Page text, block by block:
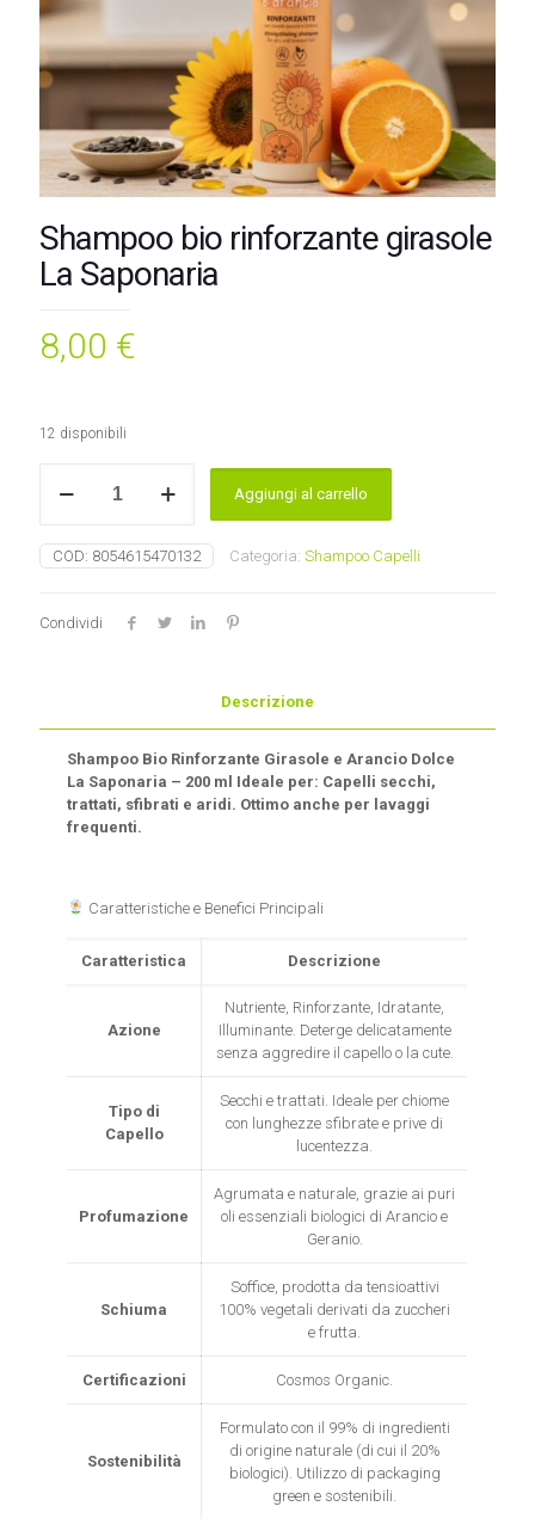
Shampoo bio rinforzante girasole
La Saponaria
8,00 €
12 disponibili
bio
girasole
La
Aggiungi al carrello
COD: 8054615470132 Categoria: Shampoo Capelli
Condividi
Descrizione
Shampoo Bio Rinforzante Girasole e Arancio Dolce
La Saponaria – 200 ml Ideale per: Capelli secchi,
trattati, sfibrati e aridi. Ottimo anche per lavaggi
frequenti.
Caratteristiche e Benefici Principali
Caratteristica Descrizione
Azione
Nutriente, Rinforzante, Idratante,
Illuminante. Deterge delicatamente
senza aggredire il capello o la cute.
Tipo di
Capello
Secchi e trattati. Ideale per chiome
con lunghezze sfibrate e prive di
lucentezza.
Profumazione
Agrumata e naturale, grazie ai puri
oli essenziali biologici di Arancio e
Geranio.
Schiuma
Soffice, prodotta da tensioattivi
100% vegetali derivati da zuccheri
e frutta.
Certificazioni Cosmos Organic.
Sostenibilità
Formulato con il 99% di ingredienti
di origine naturale (di cui il 20%
biologici). Utilizzo di packaging
green e sostenibili.